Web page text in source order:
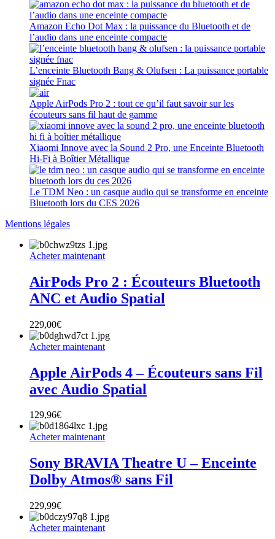
Amazon Echo Dot Max : la puissance du Bluetooth et de
l’audio dans une enceinte compacte
L’enceinte Bluetooth Bang & Olufsen : La puissance portable
signée Fnac
Apple AirPods Pro 2 : tout ce qu’il faut savoir sur les
écouteurs sans fil haut de gamme
Xiaomi Innove avec la Sound 2 Pro, une Enceinte Bluetooth
Hi-Fi à Boîtier Métallique
Le TDM Neo : un casque audio qui se transforme en enceinte
Bluetooth lors du CES 2026
Mentions légales
Acheter maintenant
AirPods Pro 2 : Écouteurs Bluetooth
ANC et Audio Spatial
229,00€
Acheter maintenant
Apple AirPods 4 – Écouteurs sans Fil
avec Audio Spatial
129,96€
Acheter maintenant
Sony BRAVIA Theatre U – Enceinte
Dolby Atmos® sans Fil
229,99€
Acheter maintenant